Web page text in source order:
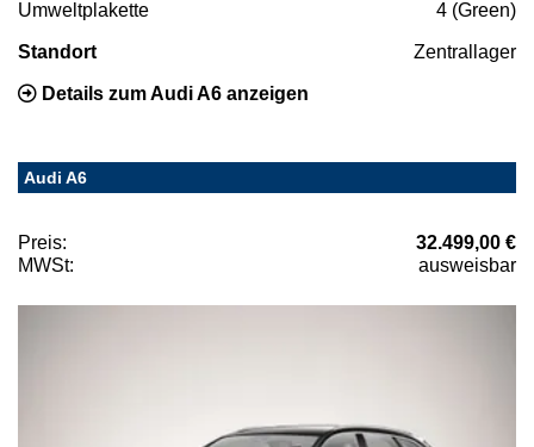
Umweltplakette 4 (Green)
Standort Zentrallager
Details zum Audi A6 anzeigen
Audi A6
Preis:
32.499,00 €
MWSt:
ausweisbar